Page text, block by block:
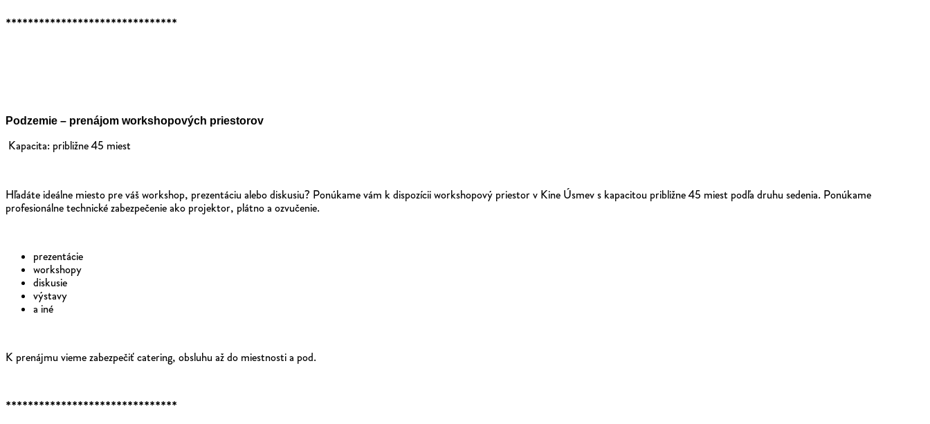
*******************************
Podzemie – prenájom workshopových priestorov
Kapacita: približne 45 miest
Hľadáte ideálne miesto pre váš workshop, prezentáciu alebo diskusiu? Ponúkame vám k dispozícii workshopový priestor v Kine Úsmev s kapacitou približne 45 miest podľa druhu sedenia. Ponúkame
profesionálne technické zabezpečenie ako projektor, plátno a ozvučenie.
prezentácie
workshopy
diskusie
výstavy
a iné
K prenájmu vieme zabezpečiť catering, obsluhu až do miestnosti a pod.
*******************************